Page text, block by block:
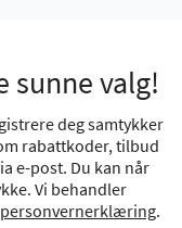
sunne valg!
deg samtykker
rabattkoder, tilbud
e-post. Du kan når
Vi behandler
personvernerklæring.